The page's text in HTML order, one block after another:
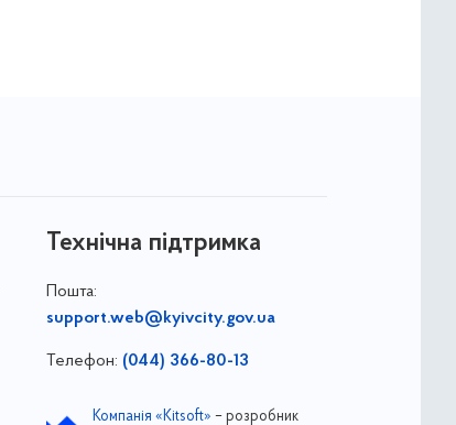
Технічна підтримка
Пошта:
support.web@kyivcity.gov.ua
Телефон: (044) 366-80-13
Компанія «Kitsoft» – розробник